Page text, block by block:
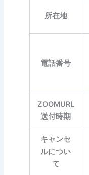
所在地
電話番号
ZOOMURL
送付時期
キャンセ
ルについ
て